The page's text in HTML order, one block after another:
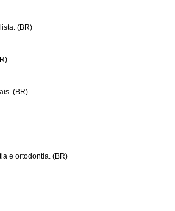
(BR)
(BR)
e ortodontia. (BR)